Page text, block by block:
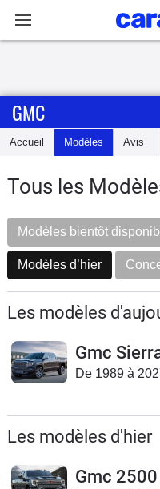
Accueil
Essais
Guide
d'achat
Electriques
Utilitaires
Flottes
Services
Forum
GMC
Accueil Modèles Avis
Tous les
Modèles bientôt
Modèles d’hier
Les modèles
Gmc
De 1989 à
Les modèles d'hier
Gmc 2500